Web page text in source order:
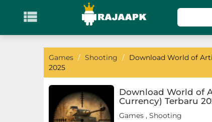

KATEGORI
GamesGames / Shooting / Download World of
2025
Download World of
Currency) Terbaru
Games , Shooting